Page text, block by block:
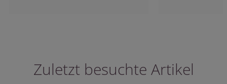
Zuletzt besuchte Artikel